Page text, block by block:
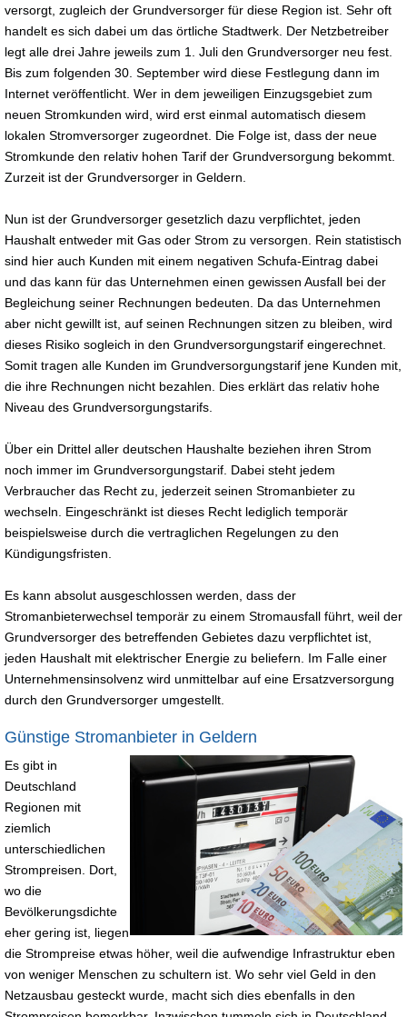
versorgt, zugleich der Grundversorger für diese Region ist. Sehr oft
handelt es sich dabei um das örtliche Stadtwerk. Der Netzbetreiber
legt alle drei Jahre jeweils zum 1. Juli den Grundversorger neu fest.
Bis zum folgenden 30. September wird diese Festlegung dann im
Internet veröffentlicht. Wer in dem jeweiligen Einzugsgebiet zum
neuen Stromkunden wird, wird erst einmal automatisch diesem
lokalen Stromversorger zugeordnet. Die Folge ist, dass der neue
Stromkunde den relativ hohen Tarif der Grundversorgung bekommt.
Zurzeit ist der Grundversorger in Geldern.
Nun ist der Grundversorger gesetzlich dazu verpflichtet, jeden
Haushalt entweder mit Gas oder Strom zu versorgen. Rein statistisch
sind hier auch Kunden mit einem negativen Schufa-Eintrag dabei
und das kann für das Unternehmen einen gewissen Ausfall bei der
Begleichung seiner Rechnungen bedeuten. Da das Unternehmen
aber nicht gewillt ist, auf seinen Rechnungen sitzen zu bleiben, wird
dieses Risiko sogleich in den Grundversorgungstarif eingerechnet.
Somit tragen alle Kunden im Grundversorgungstarif jene Kunden mit,
die ihre Rechnungen nicht bezahlen. Dies erklärt das relativ hohe
Niveau des Grundversorgungstarifs.
Über ein Drittel aller deutschen Haushalte beziehen ihren Strom
noch immer im Grundversorgungstarif. Dabei steht jedem
Verbraucher das Recht zu, jederzeit seinen Stromanbieter zu
wechseln. Eingeschränkt ist dieses Recht lediglich temporär
beispielsweise durch die vertraglichen Regelungen zu den
Kündigungsfristen.
Es kann absolut ausgeschlossen werden, dass der
Stromanbieterwechsel temporär zu einem Stromausfall führt, weil der
Grundversorger des betreffenden Gebietes dazu verpflichtet ist,
jeden Haushalt mit elektrischer Energie zu beliefern. Im Falle einer
Unternehmensinsolvenz wird unmittelbar auf eine Ersatzversorgung
durch den Grundversorger umgestellt.
Günstige Stromanbieter in Geldern
Es gibt in
Deutschland
Regionen mit
ziemlich
unterschiedlichen
Strompreisen. Dort,
wo die
Bevölkerungsdichte
eher gering ist, liegen
die Strompreise etwas höher, weil die aufwendige Infrastruktur eben
von weniger Menschen zu schultern ist. Wo sehr viel Geld in den
Netzausbau gesteckt wurde, macht sich dies ebenfalls in den